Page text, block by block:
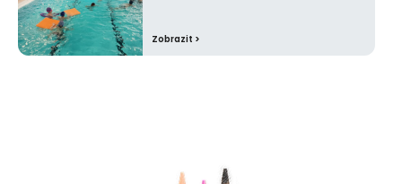
Zobrazit >